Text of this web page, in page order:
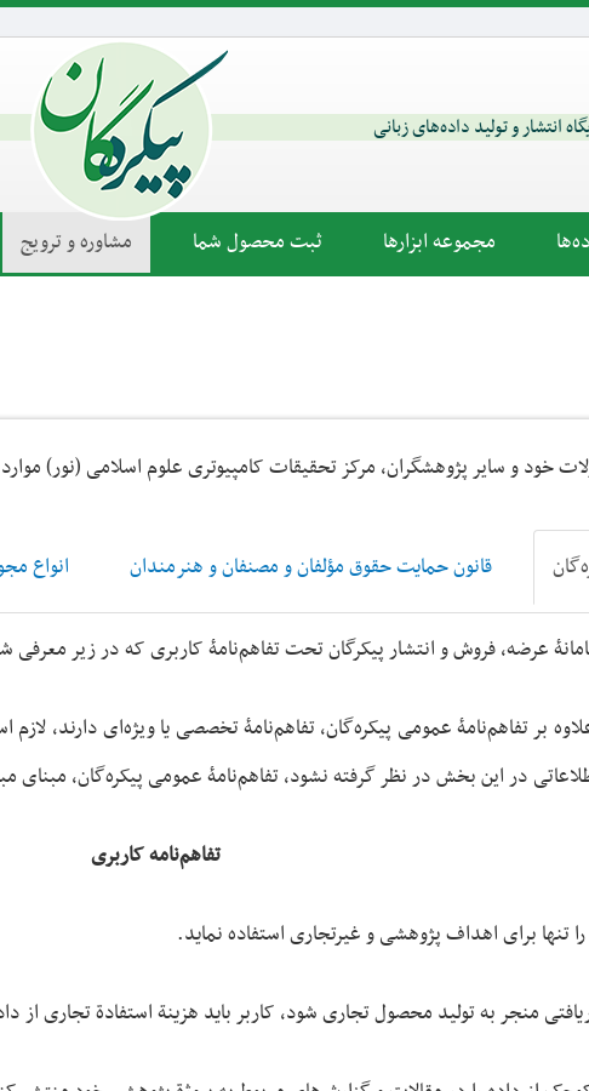
انتشار و تولید داده‌های زبانی
مجموعه ابزارها ثبت محصول شما مشاوره و ترویج
خود و سایر پژوهشگران، مرکز تحقیقات کامپیوتری علوم اسلامی (نور)
قانون حمایت حقوق مؤلفان و مصنفان و هنرمندان انواع
عرضه، فروش و انتشار پیکرگان تحت تفاهم‌نامۀ کاربری که در زیر معرفی
بر تفاهم‌نامۀ عمومی پیکره‌گان، تفاهم‌نامۀ تخصصی یا ویژه‌ای دارند،
در این بخش در نظر گرفته نشود، تفاهم‌نامۀ عمومی پیکره‌گان، مبنای
تفاهم‌نامه کاربری
تنها برای اهداف پژوهشی و غیر‌تجاری استفاده نماید.
منجر به تولید محصول تجاری شود، کاربر باید هزینة استفادة تجاری از